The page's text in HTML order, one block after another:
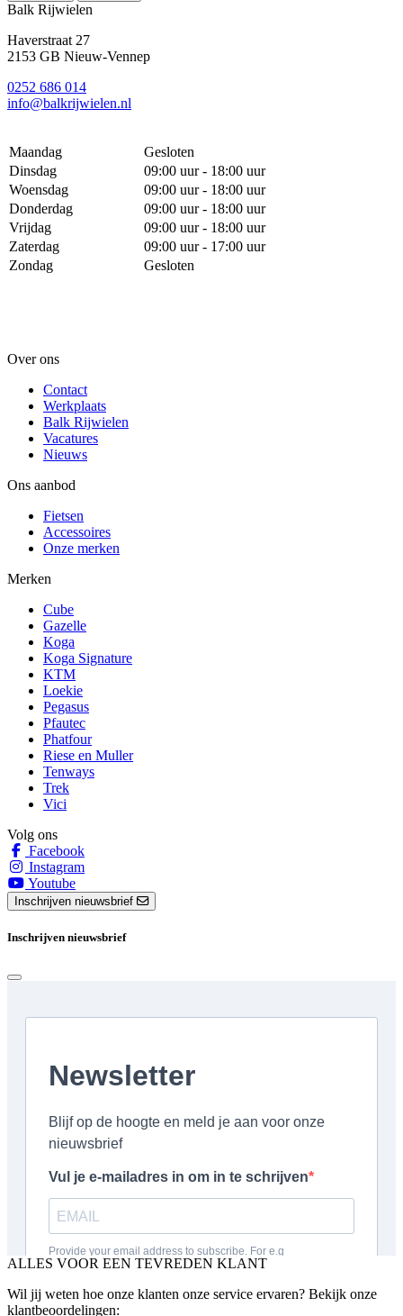
Balk Rijwielen
Haverstraat 27
2153 GB Nieuw-Vennep
0252 686 014
info@balkrijwielen.nl
Maandag
Gesloten
Dinsdag
09:00 uur - 18:00 uur
Woensdag
09:00 uur - 18:00 uur
Donderdag
09:00 uur - 18:00 uur
Vrijdag
09:00 uur - 18:00 uur
Zaterdag
09:00 uur - 17:00 uur
Zondag
Gesloten
Over ons
Contact
Werkplaats
Balk Rijwielen
Vacatures
Nieuws
Ons aanbod
Fietsen
Accessoires
Onze merken
Merken
Cube
Gazelle
Koga
Koga Signature
KTM
Loekie
Pegasus
Pfautec
Phatfour
Riese en Muller
Tenways
Trek
Vici
Volg ons
Facebook
Instagram
Youtube
Inschrijven nieuwsbrief
Inschrijven nieuwsbrief
ALLES VOOR EEN TEVREDEN KLANT
Wil jij weten hoe onze klanten onze service ervaren? Bekijk onze
klantbeoordelingen: